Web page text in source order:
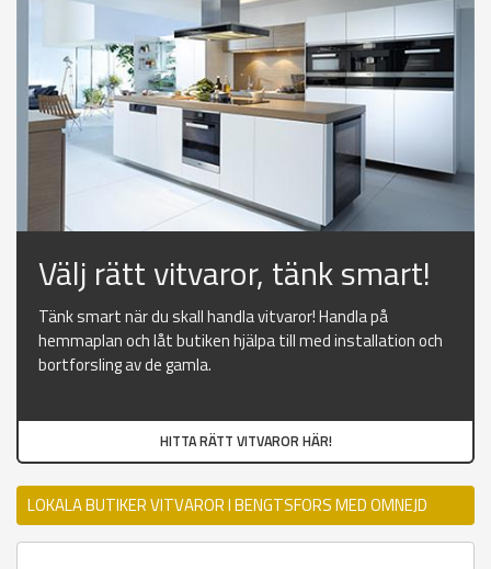
Välj rätt vitvaror, tänk smart!
Tänk smart när du skall handla vitvaror! Handla på
hemmaplan och låt butiken hjälpa till med installation och
bortforsling av de gamla.
HITTA RÄTT VITVAROR HÄR!
LOKALA BUTIKER VITVAROR I BENGTSFORS MED OMNEJD